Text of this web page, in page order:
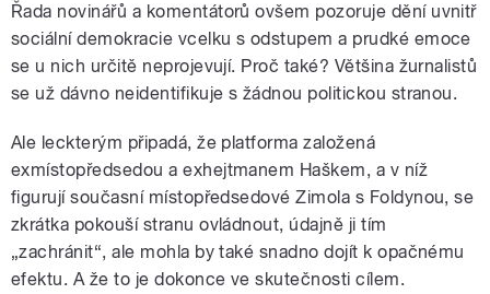
Řada novinářů a komentátorů ovšem pozoruje dění uvnitř
sociální demokracie vcelku s odstupem a prudké emoce
se u nich určitě neprojevují. Proč také? Většina žurnalistů
se už dávno neidentifikuje s žádnou politickou stranou.
Ale leckterým připadá, že platforma založená
exmístopředsedou a exhejtmanem Haškem, a v níž
figurují současní místopředsedové Zimola s Foldynou, se
zkrátka pokouší stranu ovládnout, údajně ji tím
„zachránit“, ale mohla by také snadno dojít k opačnému
efektu. A že to je dokonce ve skutečnosti cílem.